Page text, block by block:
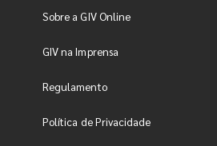
Sobre a GIV Online
GIV na Imprensa
Regulamento
Política de Privacidade